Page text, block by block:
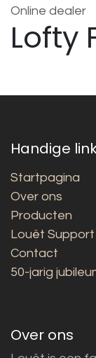
Online dealer
Lofty
Handige
Startpagina
Over ons
Producten
Louët Support
Contact
50-jarig
Over ons